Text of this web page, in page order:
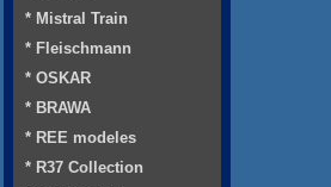
* Mistral Train
* Fleischmann
* OSKAR
* BRAWA
* REE modeles
* R37 Collection